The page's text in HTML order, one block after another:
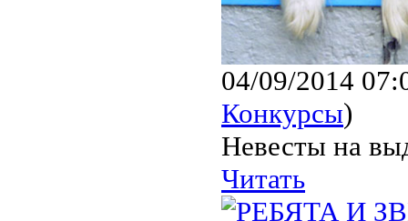
04/09/2014
Конкурсы)
Невесты на
Читать